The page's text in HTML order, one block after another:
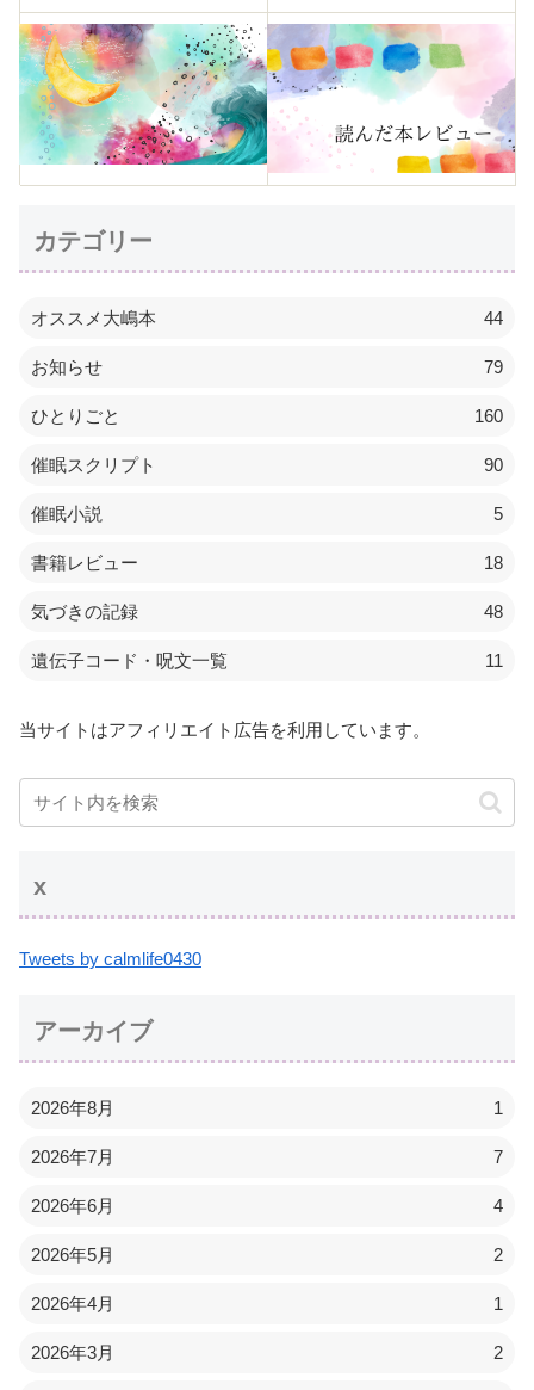
カテゴリー
オススメ大嶋本 44
お知らせ 79
ひとりごと 160
催眠スクリプト 90
催眠小説 5
書籍レビュー 18
気づきの記録 48
遺伝子コード・呪文一覧 11
当サイトはアフィリエイト広告を利用しています。
x
Tweets by calmlife0430
アーカイブ
2026年8月 1
2026年7月 7
2026年6月 4
2026年5月 2
2026年4月 1
2026年3月 2